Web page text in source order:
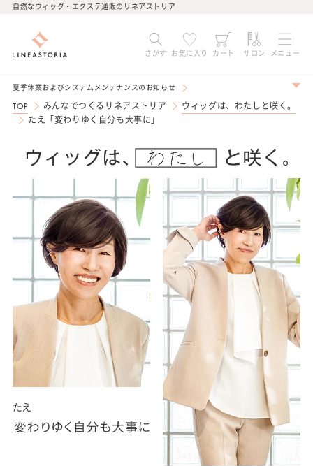
ンツに
自然なウィッグ・エクステ通販のリネアストリア
さがす お気に入り カート サロン メニュー
夏季休業およびシステムメンテナンスのお知らせ
TOP みんなでつくるリネアストリア
ウィッグは、わたしと咲く。
たえ「変わりゆく自分も大事に」